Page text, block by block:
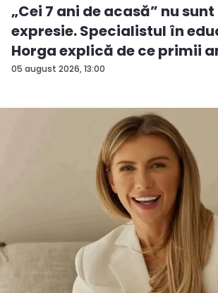
05 august 2026, 13:00
„Cei 7 ani de acasă” nu
expresie. Specialistul în
Horga explică de ce primii
baze...